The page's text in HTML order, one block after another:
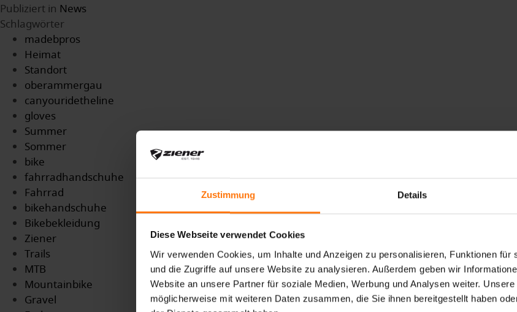
Zustimmung Details
Diese Webseite verwendet Cookies
Wir verwenden Cookies, um Inhalte und Anzeigen zu personalisieren, Funktionen für
und die Zugriffe auf unsere Website zu analysieren. Außerdem geben wir
Website an unsere Partner für soziale Medien, Werbung und Analysen weiter.
möglicherweise mit weiteren Daten zusammen, die Sie ihnen bereitgestellt haben
Publiziert in News
Schlagwörter
madebpros
Heimat
Standort
oberammergau
canyouridetheline
gloves
Summer
Sommer
bike
fahrradhandschuhe
Fahrrad
bikehandschuhe
Bikebekleidung
Ziener
Trails
MTB
Mountainbike
Gravel